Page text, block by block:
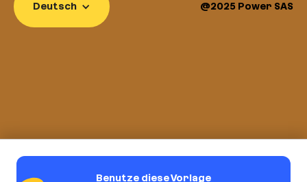
Benutze diese Vorlage
Deutsch @2025 Power SAS
by